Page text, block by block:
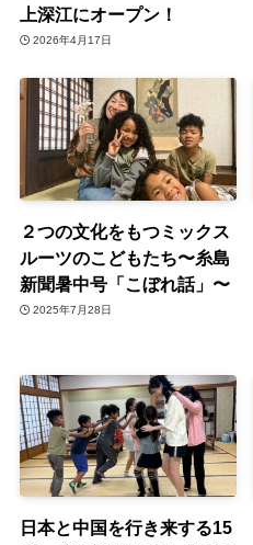
上深江にオープン！
2026年4月17日
２つの文化をもつミックス
ルーツのこどもたち〜糸島
新聞暑中号「こぼれ話」〜
2025年7月28日
日本と中国を行き来する15